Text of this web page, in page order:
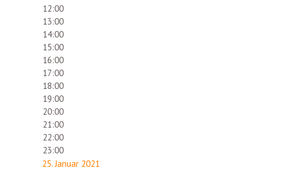
12:00
13:00
14:00
15:00
16:00
17:00
18:00
19:00
20:00
21:00
22:00
23:00
25. Januar 2021